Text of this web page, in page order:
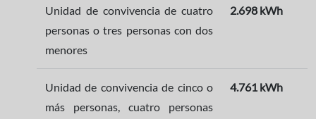
Unidad de convivencia de cuatro
personas o tres personas con dos
menores
2.698 kWh
Unidad de convivencia de cinco o
más personas, cuatro personas
4.761 kWh